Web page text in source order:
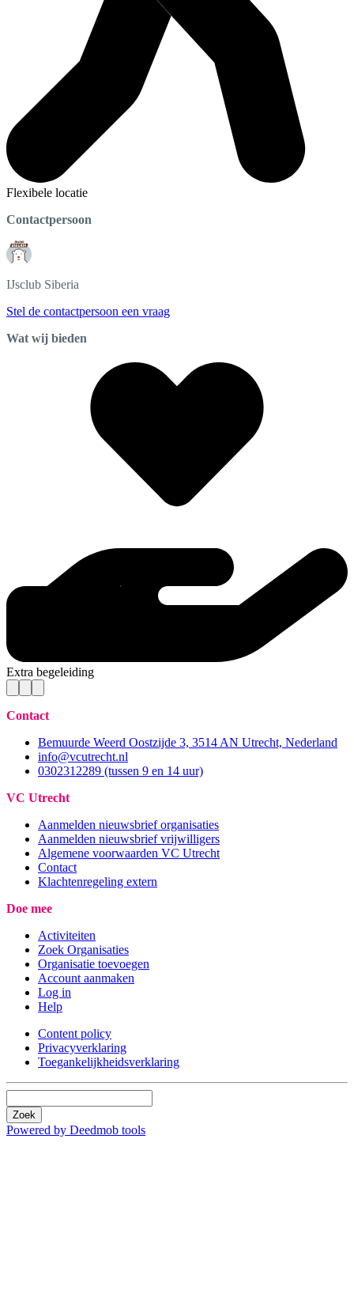
Flexibele locatie
Contactpersoon
IJsclub Siberia
Stel de contactpersoon een vraag
Wat wij bieden
Extra begeleiding
Contact
Bemuurde Weerd Oostzijde 3, 3514 AN Utrecht, Nederland
info@vcutrecht.nl
0302312289 (tussen 9 en 14 uur)
VC Utrecht
Aanmelden nieuwsbrief organisaties
Aanmelden nieuwsbrief vrijwilligers
Algemene voorwaarden VC Utrecht
Contact
Klachtenregeling extern
Doe mee
Activiteiten
Zoek Organisaties
Organisatie toevoegen
Account aanmaken
Log in
Help
Content policy
Privacyverklaring
Toegankelijkheidsverklaring
Zoek
Powered by Deedmob tools